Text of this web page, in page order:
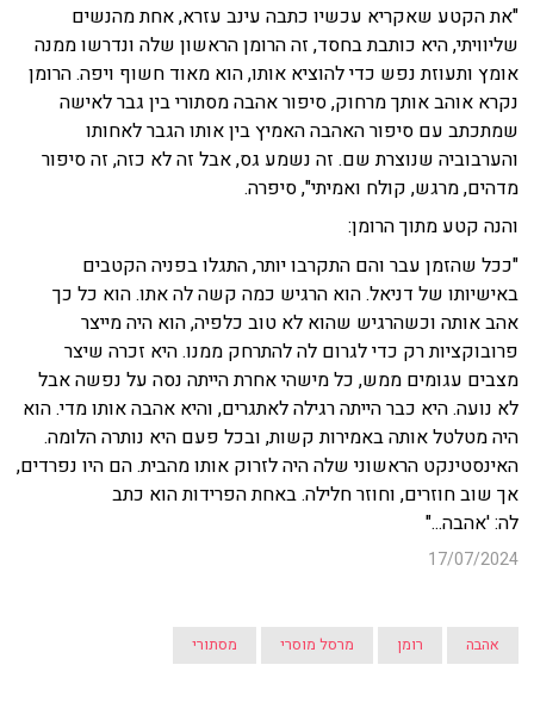
"את הקטע שאקריא עכשיו כתבה עינב עזרא, אחת מהנשים
שליוויתי, היא כותבת בחסד, זה הרומן הראשון שלה ונדרשו ממנה
אומץ ותעוזת נפש כדי להוציא אותו, הוא מאוד חשוף ויפה. הרומן
נקרא אוהב אותך מרחוק, סיפור אהבה מסתורי בין גבר לאישה
שמתכתב עם סיפור האהבה האמיץ בין אותו הגבר לאחותו
והערבוביה שנוצרת שם. זה נשמע גס, אבל זה לא כזה, זה סיפור
מדהים, מרגש, קולח ואמיתי", סיפרה.
והנה קטע מתוך הרומן:
"ככל שהזמן עבר והם התקרבו יותר, התגלו בפניה הקטבים
באישיותו של דניאל. הוא הרגיש כמה קשה לה אתו. הוא כל כך
אהב אותה וכשהרגיש שהוא לא טוב כלפיה, הוא היה מייצר
פרובוקציות רק כדי לגרום לה להתרחק ממנו. היא זכרה שיצר
מצבים עגומים ממש, כל מישהי אחרת הייתה נסה על נפשה אבל
לא נועה. היא כבר הייתה רגילה לאתגרים, והיא אהבה אותו מדי. הוא
היה מטלטל אותה באמירות קשות, ובכל פעם היא נותרה הלומה.
האינסטינקט הראשוני שלה היה לזרוק אותו מהבית. הם היו נפרדים,
אך שוב חוזרים, וחוזר חלילה. באחת הפרידות הוא כתב
לה: 'אהבה..."
17/07/2024
אהבה רומן מרסל מוסרי מסתורי